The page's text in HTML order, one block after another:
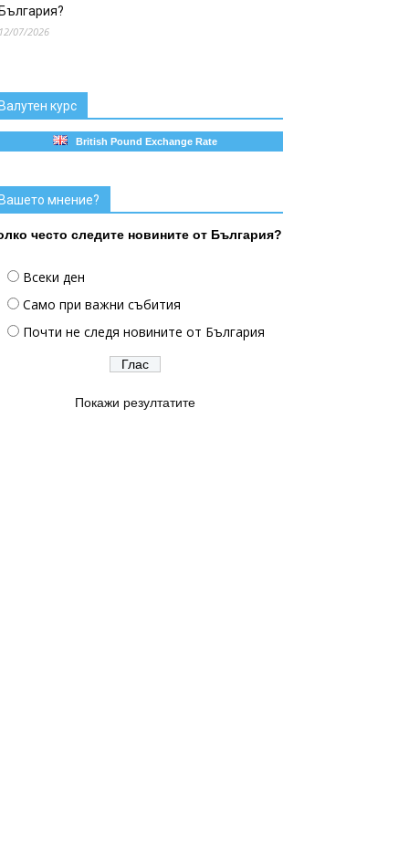
07/2026
курс
British Pound Exchange Rate
мнение?
често следите новините от България?
Всеки ден
Само при важни събития
Почти не следя новините от България
Покажи резултатите